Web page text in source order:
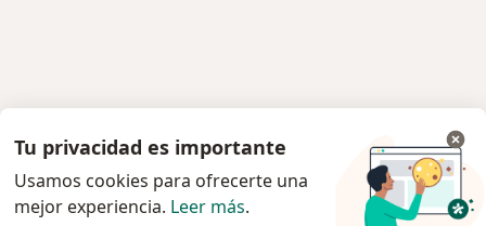
Tu privacidad es importante
Usamos cookies para ofrecerte una
mejor experiencia. Leer más.